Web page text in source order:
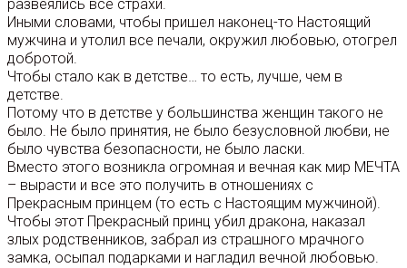
развеялись все страхи.
Иными словами, чтобы пришел наконец-то Настоящий
мужчина и утолил все печали, окружил любовью, отогрел
добротой.
Чтобы стало как в детстве… то есть, лучше, чем в
детстве.
Потому что в детстве у большинства женщин такого не
было. Не было принятия, не было безусловной любви, не
было чувства безопасности, не было ласки.
Вместо этого возникла огромная и вечная как мир МЕЧТА
– вырасти и все это получить в отношениях с
Прекрасным принцем (то есть с Настоящим мужчиной).
Чтобы этот Прекрасный принц убил дракона, наказал
злых родственников, забрал из страшного мрачного
замка, осыпал подарками и нагладил вечной любовью.